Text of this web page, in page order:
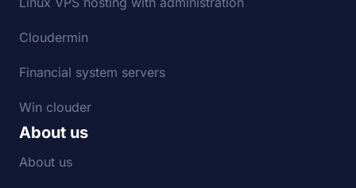
Cloudermin
Financial system servers
Win clouder
About us
About us